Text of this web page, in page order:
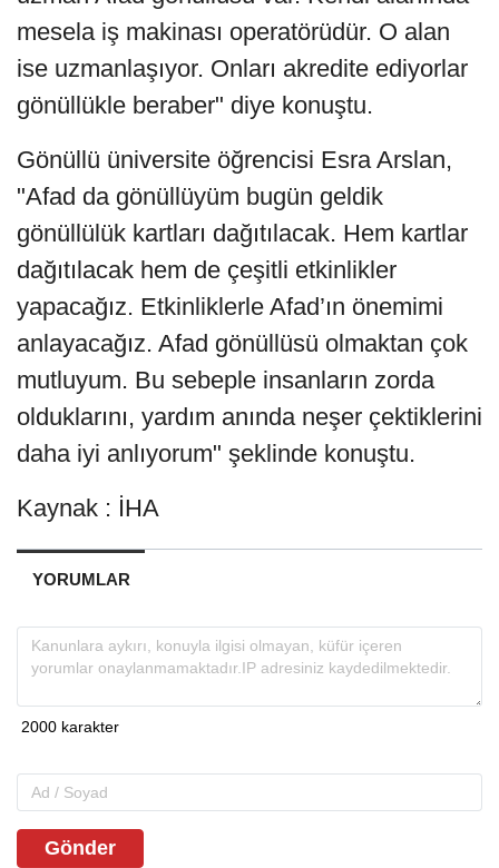
mesela iş makinası operatörüdür. O alan
ise uzmanlaşıyor. Onları akredite ediyorlar
gönüllükle beraber" diye konuştu.
Gönüllü üniversite öğrencisi Esra Arslan,
"Afad da gönüllüyüm bugün geldik
gönüllülük kartları dağıtılacak. Hem kartlar
dağıtılacak hem de çeşitli etkinlikler
yapacağız. Etkinliklerle Afad’ın önemimi
anlayacağız. Afad gönüllüsü olmaktan çok
mutluyum. Bu sebeple insanların zorda
olduklarını, yardım anında neşer çektiklerini
daha iyi anlıyorum" şeklinde konuştu.
Kaynak : İHA
YORUMLAR
Gönder